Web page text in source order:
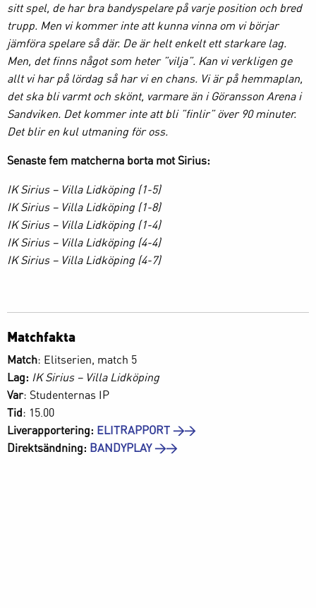
sitt spel, de har bra bandyspelare på varje position och bred
trupp. Men vi kommer inte att kunna vinna om vi börjar
jämföra spelare så där. De är helt enkelt ett starkare lag.
Men, det finns något som heter ”vilja”. Kan vi verkligen ge
allt vi har på lördag så har vi en chans. Vi är på hemmaplan,
det ska bli varmt och skönt, varmare än i Göransson Arena i
Sandviken. Det kommer inte att bli ”finlir” över 90 minuter.
Det blir en kul utmaning för oss.
Senaste fem matcherna borta mot Sirius:
IK Sirius – Villa Lidköping (1-5)
IK Sirius – Villa Lidköping (1-8)
IK Sirius – Villa Lidköping (1-4)
IK Sirius – Villa Lidköping (4-4)
IK Sirius – Villa Lidköping (4-7)
Matchfakta
Match: Elitserien, match 5
Lag: IK Sirius – Villa Lidköping
Var: Studenternas IP
Tid: 15.00
Liverapportering: ELITRAPPORT >>
Direktsändning: BANDYPLAY >>